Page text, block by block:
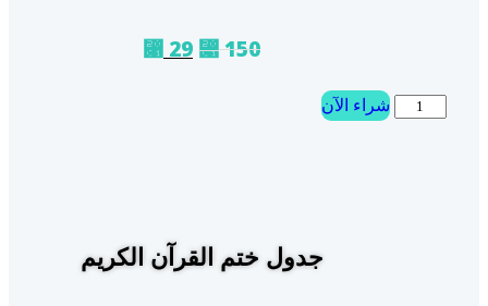
⃁
⃁29
شراء الآن
جدول ختم القرآن الكريم